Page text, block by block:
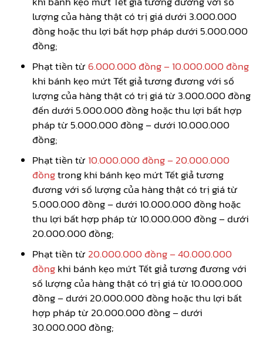
lượng của hàng thật có trị giá dưới 3.000.000
đồng hoặc thu lợi bất hợp pháp dưới 5.000.000
đồng;
Phạt tiền từ6.000.000 đồng – 10.000.000 đồng
khi bánh kẹo mứt Tết giả tương đương với số
lượng của hàng thật có trị giá từ 3.000.000 đồng
đến dưới 5.000.000 đồng hoặc thu lợi bất hợp
pháp từ 5.000.000 đồng – dưới 10.000.000
đồng;
Phạt tiền từ10.000.000 đồng – 20.000.000
đồngtrong khi bánh kẹo mứt Tết giả tương
đương với số lượng của hàng thật có trị giá từ
5.000.000 đồng – dưới 10.000.000 đồng hoặc
thu lợi bất hợp pháp từ 10.000.000 đồng – dưới
20.000.000 đồng;
Phạt tiền từ20.000.000 đồng – 40.000.000
đồngkhi bánh kẹo mứt Tết giả tương đương với
số lượng của hàng thật có trị giá từ 10.000.000
đồng – dưới 20.000.000 đồng hoặc thu lợi bất
hợp pháp từ 20.000.000 đồng – dưới
30.000.000 đồng;